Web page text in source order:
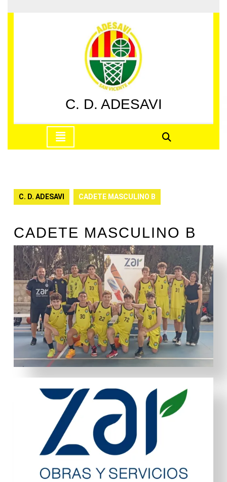
al
C. D. ADESAVI
apertura
C. D. ADESAVI CADETE MASCULINO B
CADETE MASCULINO B